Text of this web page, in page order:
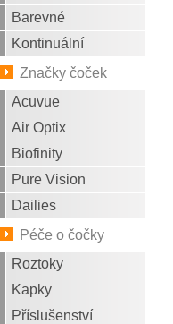
Barevné
Kontinuální
Značky čoček
Acuvue
Air Optix
Biofinity
Pure Vision
Dailies
Péče o čočky
Roztoky
Kapky
Příslušenství